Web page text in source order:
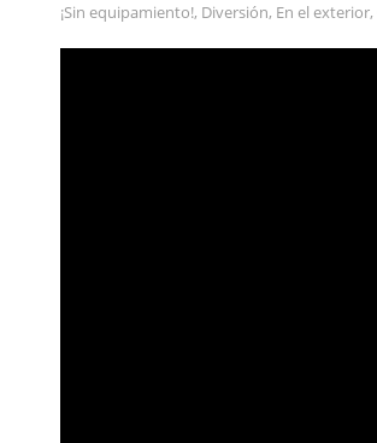
¡Sin equipamiento!, Diversión, En el exterior,